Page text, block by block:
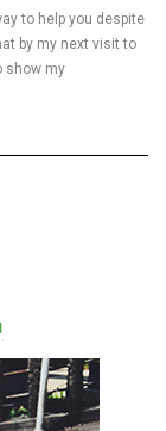
to help you despite
by my next visit to
show my